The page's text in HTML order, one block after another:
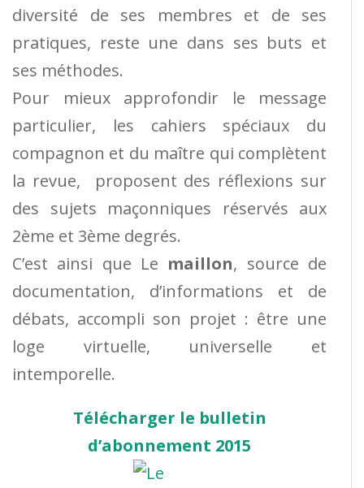
diversité de ses membres et de ses
pratiques, reste une dans ses buts et
ses méthodes.
Pour mieux approfondir le message
particulier, les cahiers spéciaux du
compagnon et du maître qui complètent
la revue, proposent des réflexions sur
des sujets maçonniques réservés aux
2ème et 3ème degrés.
C’est ainsi que Le maillon, source de
documentation, d’informations et de
débats, accompli son projet : être une
loge virtuelle, universelle et
intemporelle.
Télécharger le bulletin
d’abonnement 2015